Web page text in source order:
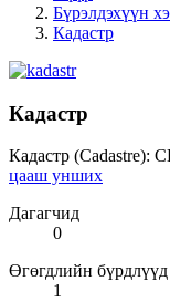
Бүрэлдэхүүн
Кадастр
Кадастр
Кадастр (Cadastre):
цааш унших
Дагагчид
0
Өгөгдлийн бүрдлүүд
1